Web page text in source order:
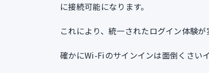
に接続可能になります。
これにより、統一されたログイン体験が
確かにWi-Fiのサインインは面倒くさい